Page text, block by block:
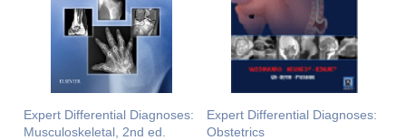
Expert Differential Diagnoses:
Musculoskeletal, 2nd ed.
Expert Differential Diagnoses:
Obstetrics